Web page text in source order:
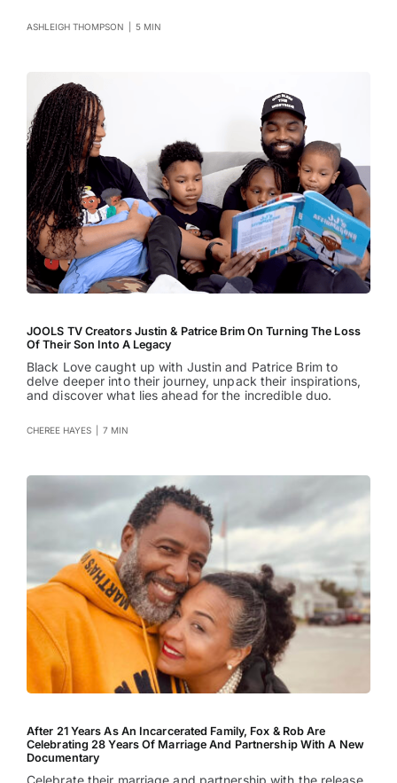
ASHLEIGH THOMPSON 5 MIN
JOOLS TV Creators Justin & Patrice Brim On Turning The Loss
Of Their Son Into A Legacy
Black Love caught up with Justin and Patrice Brim to
delve deeper into their journey, unpack their inspirations,
and discover what lies ahead for the incredible duo.
CHEREE HAYES 7 MIN
After 21 Years As An Incarcerated Family, Fox & Rob Are
Celebrating 28 Years Of Marriage And Partnership With A New
Documentary